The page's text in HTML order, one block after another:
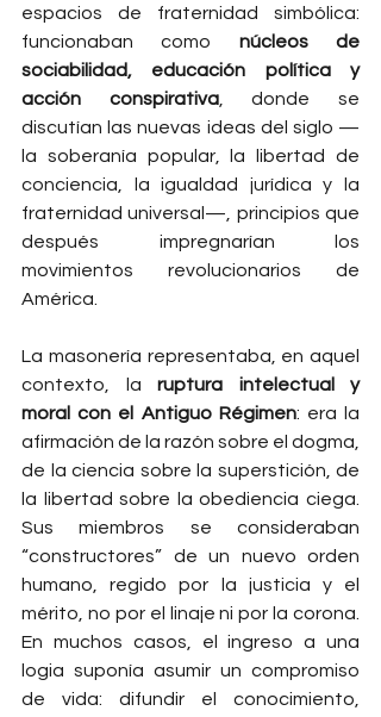
espacios de fraternidad simbólica:
funcionaban como núcleos de
sociabilidad, educación política y
acción conspirativa, donde se
discutían las nuevas ideas del siglo —
la soberanía popular, la libertad de
conciencia, la igualdad jurídica y la
fraternidad universal—, principios que
después impregnarían los
movimientos revolucionarios de
América.
La masonería representaba, en aquel
contexto, la ruptura intelectual y
moral con el Antiguo Régimen: era la
afirmación de la razón sobre el dogma,
de la ciencia sobre la superstición, de
la libertad sobre la obediencia ciega.
Sus miembros se consideraban
“constructores” de un nuevo orden
humano, regido por la justicia y el
mérito, no por el linaje ni por la corona.
En muchos casos, el ingreso a una
logia suponía asumir un compromiso
de vida: difundir el conocimiento,